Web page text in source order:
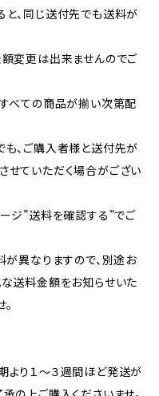
、同じ送付先でも送料が
変更は出来ませんのでご
べての商品が揃い次第配
、ご購入者様と送付先が
せていただく場合がござい
ジ”送料を確認する”でご
が異なりますので、別途お
送料金額をお知らせいた
り１～３週間ほど発送が